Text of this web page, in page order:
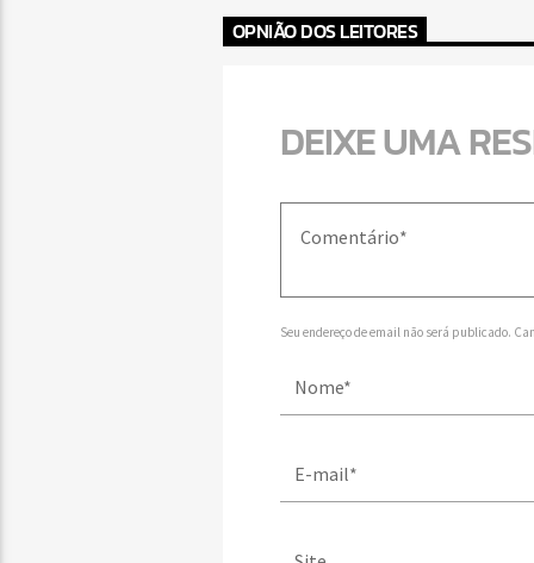
OPNIÃO DOS LEITORES
DEIXE UMA
Seu endereço de email não será publicado.